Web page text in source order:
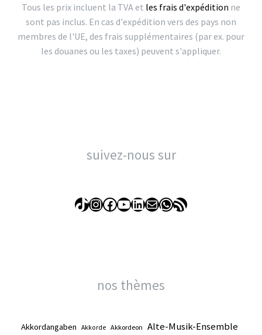
Tous les prix incluent la TVA et les frais d'expédition ne
sont pas inclus. En cas d'expédition vers des pays non
membres de l'UE, des frais supplémentaires (par ex. pour
les douanes ou les taxes) peuvent s'appliquer.
suivez-nous sur
TikTok
Instagram
Facebook
YouTube
LinkedIn
E-mailWhatsApp
Flux RSS
nos thèmes
Akkordangaben Akkorde Akkordeon Alte-Musik-Ensemble